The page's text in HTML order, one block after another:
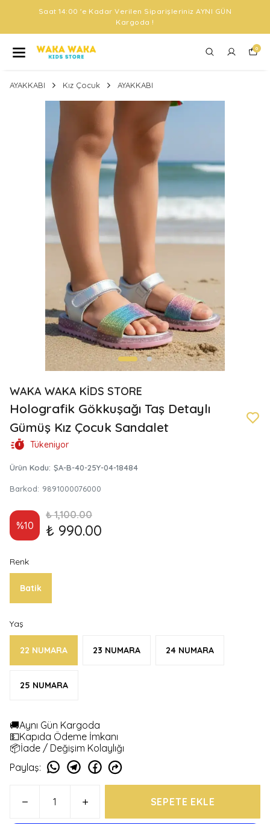
Saat 14:00 'e Kadar Verilen Siparişleriniz AYNI GÜN
Kargoda !
0
AYAKKABI Kız Çocuk AYAKKABI
WAKA WAKA KİDS STORE
Holografik Gökkuşağı Taş Detaylı
Gümüş Kız Çocuk Sandalet
Tükeniyor
Ürün Kodu: ŞA-B-40-25Y-04-18484
Barkod: 9891000076000
%10
₺ 1,100.00
₺ 990.00
Renk
Batik
Yaş
22 NUMARA 23 NUMARA 24 NUMARA
25 NUMARA
🚚Aynı Gün Kargoda
💵Kapıda Ödeme İmkanı
📦İade / Değişim Kolaylığı
Paylaş:
SEPETE EKLE